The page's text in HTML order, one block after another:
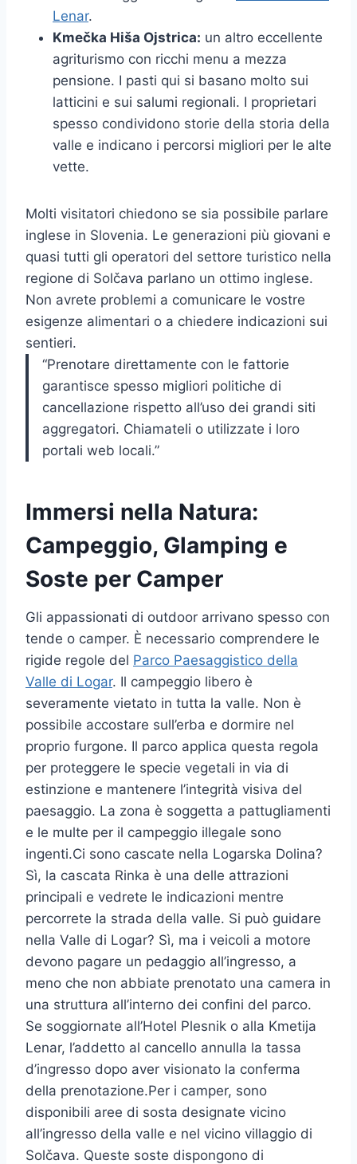
Lenar.
Kmečka Hiša Ojstrica: un altro eccellente
agriturismo con ricchi menu a mezza
pensione. I pasti qui si basano molto sui
latticini e sui salumi regionali. I proprietari
spesso condividono storie della storia della
valle e indicano i percorsi migliori per le alte
vette.
Molti visitatori chiedono se sia possibile parlare
inglese in Slovenia. Le generazioni più giovani e
quasi tutti gli operatori del settore turistico nella
regione di Solčava parlano un ottimo inglese.
Non avrete problemi a comunicare le vostre
esigenze alimentari o a chiedere indicazioni sui
sentieri.
“Prenotare direttamente con le fattorie
garantisce spesso migliori politiche di
cancellazione rispetto all’uso dei grandi siti
aggregatori. Chiamateli o utilizzate i loro
portali web locali.”
Immersi nella Natura:
Campeggio, Glamping e
Soste per Camper
Gli appassionati di outdoor arrivano spesso con
tende o camper. È necessario comprendere le
rigide regole del Parco Paesaggistico della
Valle di Logar. Il campeggio libero è
severamente vietato in tutta la valle. Non è
possibile accostare sull’erba e dormire nel
proprio furgone. Il parco applica questa regola
per proteggere le specie vegetali in via di
estinzione e mantenere l’integrità visiva del
paesaggio. La zona è soggetta a pattugliamenti
e le multe per il campeggio illegale sono
ingenti.Ci sono cascate nella Logarska Dolina?
Sì, la cascata Rinka è una delle attrazioni
principali e vedrete le indicazioni mentre
percorrete la strada della valle. Si può guidare
nella Valle di Logar? Sì, ma i veicoli a motore
devono pagare un pedaggio all’ingresso, a
meno che non abbiate prenotato una camera in
una struttura all’interno dei confini del parco.
Se soggiornate all’Hotel Plesnik o alla Kmetija
Lenar, l’addetto al cancello annulla la tassa
d’ingresso dopo aver visionato la conferma
della prenotazione.Per i camper, sono
disponibili aree di sosta designate vicino
all’ingresso della valle e nel vicino villaggio di
Solčava. Queste soste dispongono di